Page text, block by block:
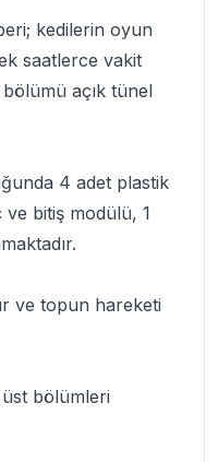
; kedilerin oyun
saatlerce vakit
açık tünel
4 adet plastik
ve bitiş modülü, 1
ve topun hareketi
bölümleri